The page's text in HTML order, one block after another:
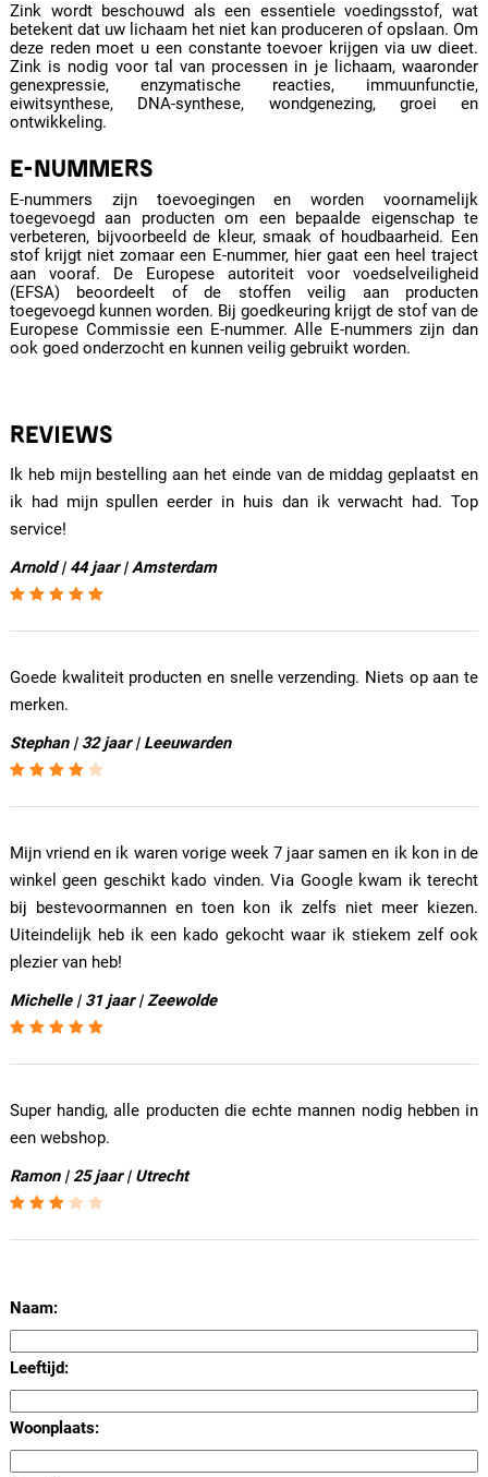
Zink wordt beschouwd als een essentiele voedingsstof, wat
betekent dat uw lichaam het niet kan produceren of opslaan. Om
deze reden moet u een constante toevoer krijgen via uw dieet.
Zink is nodig voor tal van processen in je lichaam, waaronder
genexpressie, enzymatische reacties, immuunfunctie,
eiwitsynthese, DNA-synthese, wondgenezing, groei en
ontwikkeling.
E-NUMMERS
E-nummers zijn toevoegingen en worden voornamelijk
toegevoegd aan producten om een bepaalde eigenschap te
verbeteren, bijvoorbeeld de kleur, smaak of houdbaarheid. Een
stof krijgt niet zomaar een E-nummer, hier gaat een heel traject
aan vooraf. De Europese autoriteit voor voedselveiligheid
(EFSA) beoordeelt of de stoffen veilig aan producten
toegevoegd kunnen worden. Bij goedkeuring krijgt de stof van de
Europese Commissie een E-nummer. Alle E-nummers zijn dan
ook goed onderzocht en kunnen veilig gebruikt worden.
REVIEWS
Ik heb mijn bestelling aan het einde van de middag geplaatst en
ik had mijn spullen eerder in huis dan ik verwacht had. Top
service!
Arnold | 44 jaar | Amsterdam
Goede kwaliteit producten en snelle verzending. Niets op aan te
merken.
Stephan | 32 jaar | Leeuwarden
Mijn vriend en ik waren vorige week 7 jaar samen en ik kon in de
winkel geen geschikt kado vinden. Via Google kwam ik terecht
bij bestevoormannen en toen kon ik zelfs niet meer kiezen.
Uiteindelijk heb ik een kado gekocht waar ik stiekem zelf ook
plezier van heb!
Michelle | 31 jaar | Zeewolde
Super handig, alle producten die echte mannen nodig hebben in
een webshop.
Ramon | 25 jaar | Utrecht
Naam:
Leeftijd:
Woonplaats: